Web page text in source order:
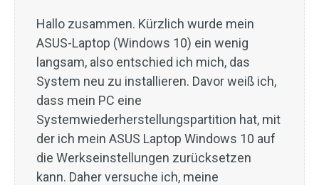
Hallo zusammen. Kürzlich wurde mein
ASUS-Laptop (Windows 10) ein wenig
langsam, also entschied ich mich, das
System neu zu installieren. Davor weiß ich,
dass mein PC eine
Systemwiederherstellungspartition hat, mit
der ich mein ASUS Laptop Windows 10 auf
die Werkseinstellungen zurücksetzen
kann. Daher versuche ich, meine